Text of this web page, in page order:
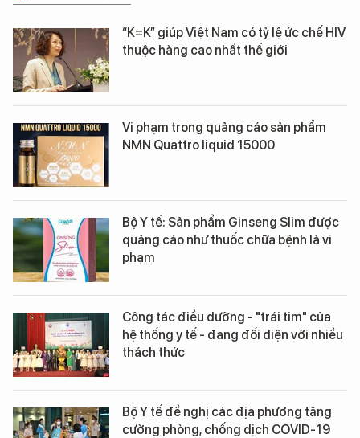
“K=K” giúp Việt Nam có tỷ lệ ức chế HIV
thuộc hàng cao nhất thế giới
Vi phạm trong quảng cáo sản phẩm
NMN Quattro liquid 15000
Bộ Y tế: Sản phẩm Ginseng Slim được
quảng cáo như thuốc chữa bệnh là vi
phạm
Công tác điều dưỡng - "trái tim" của
hệ thống y tế - đang đối diện với nhiều
thách thức
Bộ Y tế đề nghị các địa phương tăng
cường phòng, chống dịch COVID-19